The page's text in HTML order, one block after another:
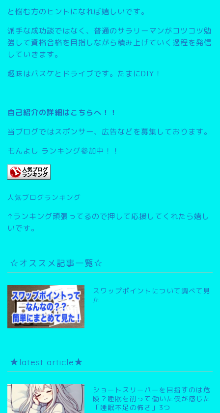
と悩む方のヒントになれば嬉しいです。
派手な成功談ではなく、普通のサラリーマンがコツコツ勉
強して資格合格を目指しながら積み上げていく過程を発信
していきます。
趣味はバスケとドライブです。たまにDIY！
自己紹介の詳細はこちらへ！！
当ブログではスポンサー、広告などを募集しております。
もんよし ランキング参加中！！
人気ブログランキング
↑ランキング頑張ってるので押して応援してくれたら嬉し
いです。
☆オススメ記事一覧☆
スワップポイントについて調べて見
た
★latest article★
ショートスリーパーを目指すのは危
険？睡眠を削って働いた僕が感じた
「睡眠不足の怖さ」3つ